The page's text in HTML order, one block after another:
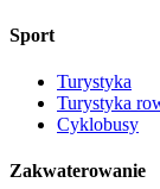
Sport
Turystyka
Turystyka
Cyklobusy
Zakwaterowanie